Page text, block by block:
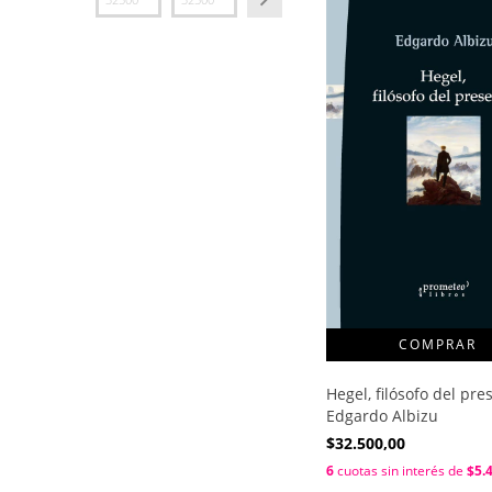
Hegel, filósofo del
Edgardo Albizu
$32.500,00
6cuotas sin interés de